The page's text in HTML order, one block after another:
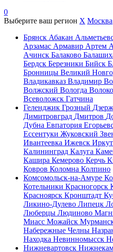
0
Выберите ваш регион X Москва
Брянск Абакан
Арзамас Армавир Артем
Ачинск Балаково
Бердск Березники Бийск
Бронницы Великий
Владикавказ Владимир
Волжский Вологда
Всеволожск Гатчина
Геленджик Грозный
Димитровград Дмитров
Дубна Евпатория
Ессентуки Жуковский
Ивантеевка Ижевск
Калининград Калуга
Кашира Кемерово Керчь
Ковров Коломна Колпино
Комсомольск-на-Амуре
Котельники Красногорск
Красноярск Кронштадт
Ликино-Дулево Липецк
Люберцы Людиново
Миасс Можайск
Набережные Челны
Находка Невинномысск
Нижневартовск